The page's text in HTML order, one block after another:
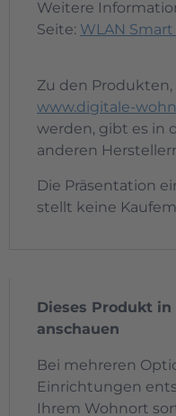
Weitere
Seite: WLAN Smart
Zu den
www.digitale-
werden, gibt es in
anderen
Die Präsentation
stellt keine
Dieses Produkt
anschauen
Bei mehreren
Einrichtungen
Ihrem Wohnort